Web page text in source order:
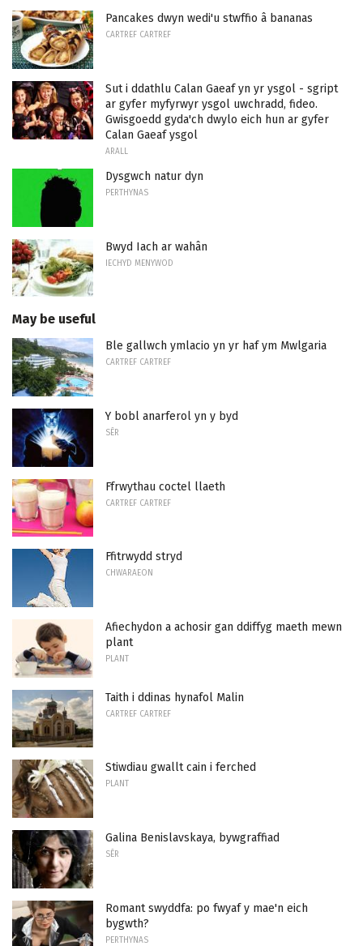
Pancakes dwyn wedi'u stwffio â bananas
CARTREF CARTREF
Sut i ddathlu Calan Gaeaf yn yr ysgol - sgript
ar gyfer myfyrwyr ysgol uwchradd, fideo.
Gwisgoedd gyda'ch dwylo eich hun ar gyfer
Calan Gaeaf ysgol
ARALL
Dysgwch natur dyn
PERTHYNAS
Bwyd Iach ar wahân
IECHYD MENYWOD
May be useful
Ble gallwch ymlacio yn yr haf ym Mwlgaria
CARTREF CARTREF
Y bobl anarferol yn y byd
SÊR
Ffrwythau coctel llaeth
CARTREF CARTREF
Ffitrwydd stryd
CHWARAEON
Afiechydon a achosir gan ddiffyg maeth mewn
plant
PLANT
Taith i ddinas hynafol Malin
CARTREF CARTREF
Stiwdiau gwallt cain i ferched
PLANT
Galina Benislavskaya, bywgraffiad
SÊR
Romant swyddfa: po fwyaf y mae'n eich
bygwth?
PERTHYNAS